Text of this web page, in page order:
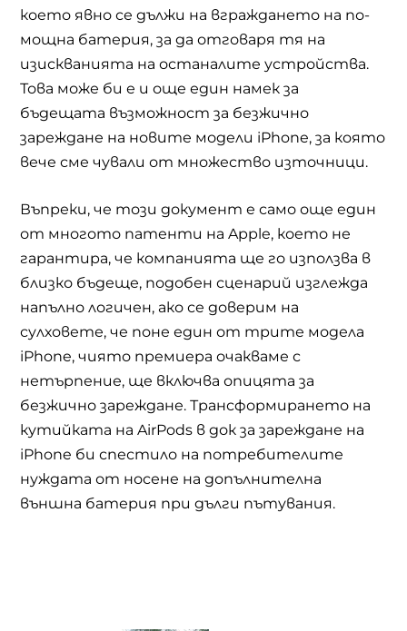
което явно се дължи на вграждането на по-
мощна батерия, за да отговаря тя на
изискванията на останалите устройства.
Това може би е и още един намек за
бъдещата възможност за безжично
зареждане на новите модели iPhone, за която
вече сме чували от множество източници.
Въпреки, че този документ е само още един
от многото патенти на Apple, което не
гарантира, че компанията ще го използва в
близко бъдеще, подобен сценарий изглежда
напълно логичен, ако се доверим на
сулховете, че поне един от трите модела
iPhone, чиято премиера очакваме с
нетърпение, ще включва опицята за
безжично зареждане. Трансформирането на
кутийката на AirPods в док за зареждане на
iPhone би спестило на потребителите
нуждата от носене на допълнителна
външна батерия при дълги пътувания.